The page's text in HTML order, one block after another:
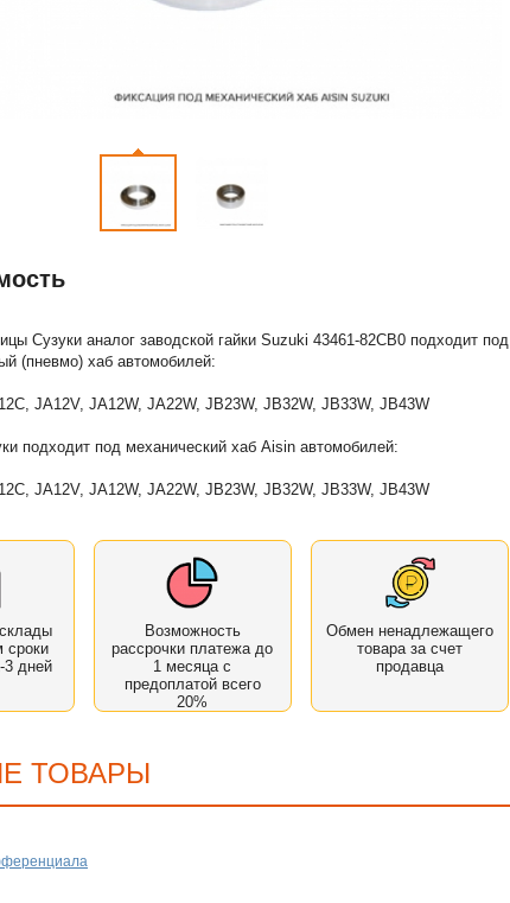
Сузуки аналог заводской гайки Suzuki 43461-82CB0 подходит под
(пневмо) хаб автомобилей:
JA12V, JA12W, JA22W, JB23W, JB32W, JB33W, JB43W
подходит под механический хаб Aisin автомобилей:
JA12V, JA12W, JA22W, JB23W, JB32W, JB33W, JB43W
3 дней
Возможность
рассрочки платежа до
1 месяца с
предоплатой всего
20%
Обмен ненадлежащего
товара за счет
продавца
ТОВАРЫ